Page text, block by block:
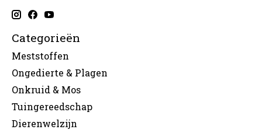
Categorieën
Meststoffen
Ongedierte & Plagen
Onkruid & Mos
Tuingereedschap
Dierenwelzijn